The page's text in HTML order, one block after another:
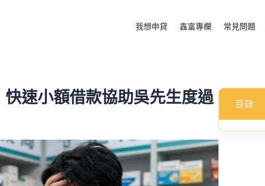
我想申貸 鑫富專欄 常見問題
速小額借款協助吳先生度過
目錄